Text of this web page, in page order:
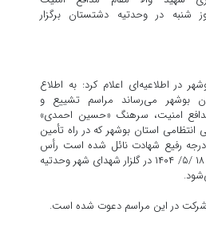
در وحدتیه دشتستان برگزار
در اطلاعیه‌ای اعلام کرد: به اطلاع
بوشهر می‌رساند مراسم تشییع و
امنیت، سرهنگ «حسین احمدی»
استان بوشهر که در راه تأمین
درجه رفیع شهادت نائل شده است رأس
ساعت ۱۷:۳۰ روز شنبه مورخه ۱۸ /۵/ ۱۴۰۴ در گلزار شهدای شهر وحدتیه
شرکت در این مراسم دعوت شده است.